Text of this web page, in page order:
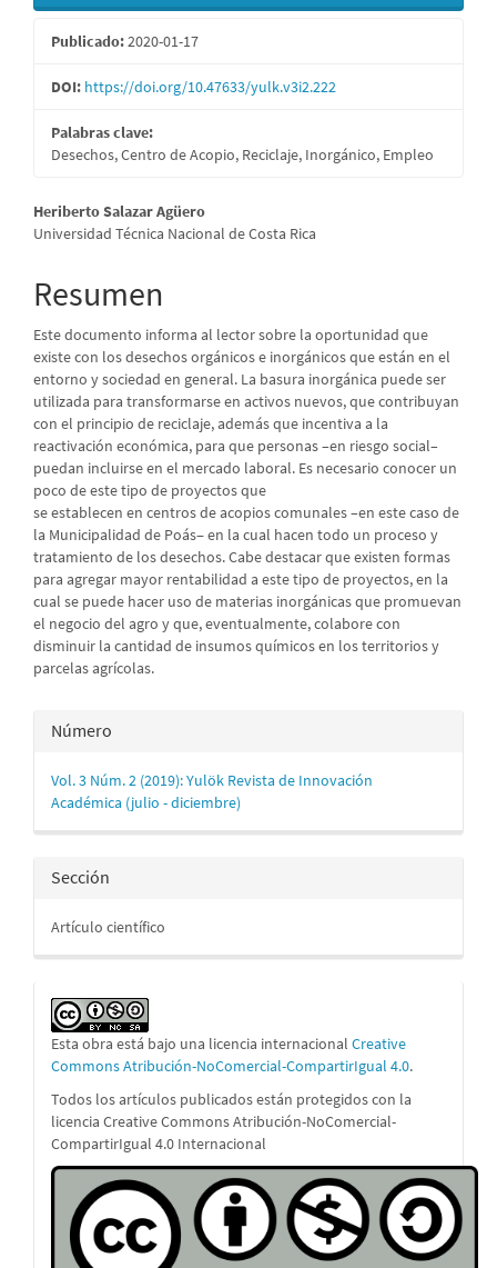
Publicado:2020-01-17
DOI: https://doi.org/10.47633/yulk.v3i2.222
Palabras clave:
Desechos, Centro de Acopio, Reciclaje, Inorgánico, Empleo
Contenido
principal
del
artículo
Heriberto Salazar Agüero
Universidad Técnica Nacional de Costa Rica
Resumen
Este documento informa al lector sobre la oportunidad que
existe con los desechos orgánicos e inorgánicos que están en el
entorno y sociedad en general. La basura inorgánica puede ser
utilizada para transformarse en activos nuevos, que contribuyan
con el principio de reciclaje, además que incentiva a la
reactivación económica, para que personas –en riesgo social–
puedan incluirse en el mercado laboral. Es necesario conocer un
poco de este tipo de proyectos que
se establecen en centros de acopios comunales –en este caso de
la Municipalidad de Poás‒ en la cual hacen todo un proceso y
tratamiento de los desechos. Cabe destacar que existen formas
para agregar mayor rentabilidad a este tipo de proyectos, en la
cual se puede hacer uso de materias inorgánicas que promuevan
el negocio del agro y que, eventualmente, colabore con
disminuir la cantidad de insumos químicos en los territorios y
parcelas agrícolas.
Detalles
artículo
Número
Vol. 3 Núm. 2 (2019): Yulök Revista de Innovación
Académica (julio - diciembre)
Sección
Artículo científico
Esta obra está bajo una licencia internacional Creative
Commons Atribución-NoComercial-CompartirIgual 4.0.
Todos los artículos publicados están protegidos con la
licencia Creative Commons Atribución-NoComercial-
CompartirIgual 4.0 Internacional